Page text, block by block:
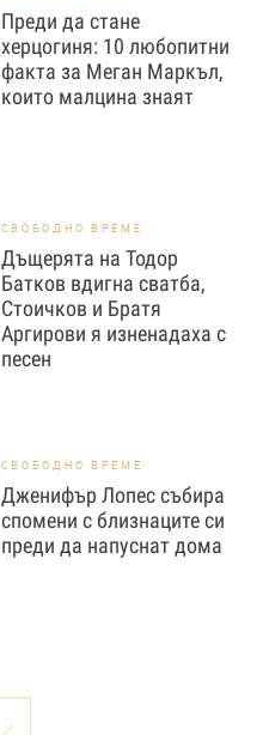
Преди да стане
херцогиня: 10 любопитни
факта за Меган Маркъл,
които малцина знаят
СВОБОДНО ВРЕМЕ
Дъщерята на Тодор
Батков вдигна сватба,
Стоичков и Братя
Аргирови я изненадаха с
песен
СВОБОДНО ВРЕМЕ
Дженифър Лопес събира
спомени с близнаците си
преди да напуснат дома